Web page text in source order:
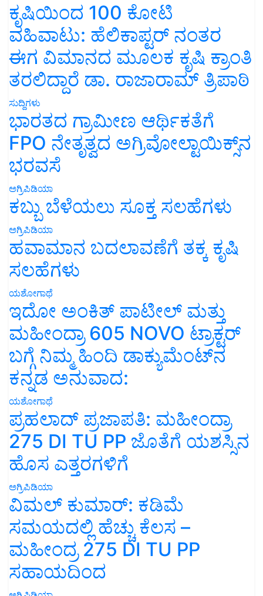
ಕೃಷಿಯಿಂದ 100 ಕೋಟಿ
ವಹಿವಾಟು: ಹೆಲಿಕಾಪ್ಟರ್ ನಂತರ
ಈಗ ವಿಮಾನದ ಮೂಲಕ ಕೃಷಿ ಕ್ರಾಂತಿ
ತರಲಿದ್ದಾರೆ ಡಾ. ರಾಜಾರಾಮ್ ತ್ರಿಪಾಠಿ
ಸುದ್ದಿಗಳು
ಭಾರತದ ಗ್ರಾಮೀಣ ಆರ್ಥಿಕತೆಗೆ
FPO ನೇತೃತ್ವದ ಅಗ್ರಿವೋಲ್ಟಾಯಿಕ್ಸ್‌ನ
ಭರವಸೆ
ಅಗ್ರಿಪಿಡಿಯಾ
ಕಬ್ಬು ಬೆಳೆಯಲು ಸೂಕ್ತ ಸಲಹೆಗಳು
ಅಗ್ರಿಪಿಡಿಯಾ
ಹವಾಮಾನ ಬದಲಾವಣೆಗೆ ತಕ್ಕ ಕೃಷಿ
ಸಲಹೆಗಳು
ಯಶೋಗಾಥೆ
ಇದೋ ಅಂಕಿತ್ ಪಾಟೀಲ್ ಮತ್ತು
ಮಹೀಂದ್ರಾ 605 NOVO ಟ್ರಾಕ್ಟರ್
ಬಗ್ಗೆ ನಿಮ್ಮ ಹಿಂದಿ ಡಾಕ್ಯುಮೆಂಟ್‌ನ
ಕನ್ನಡ ಅನುವಾದ:
ಯಶೋಗಾಥೆ
ಪ್ರಹಲಾದ್ ಪ್ರಜಾಪತಿ: ಮಹೀಂದ್ರಾ
275 DI TU PP ಜೊತೆಗೆ ಯಶಸ್ಸಿನ
ಹೊಸ ಎತ್ತರಗಳಿಗೆ
ಅಗ್ರಿಪಿಡಿಯಾ
ವಿಮಲ್ ಕುಮಾರ್: ಕಡಿಮೆ
ಸಮಯದಲ್ಲಿ ಹೆಚ್ಚು ಕೆಲಸ –
ಮಹೀಂದ್ರ 275 DI TU PP
ಸಹಾಯದಿಂದ